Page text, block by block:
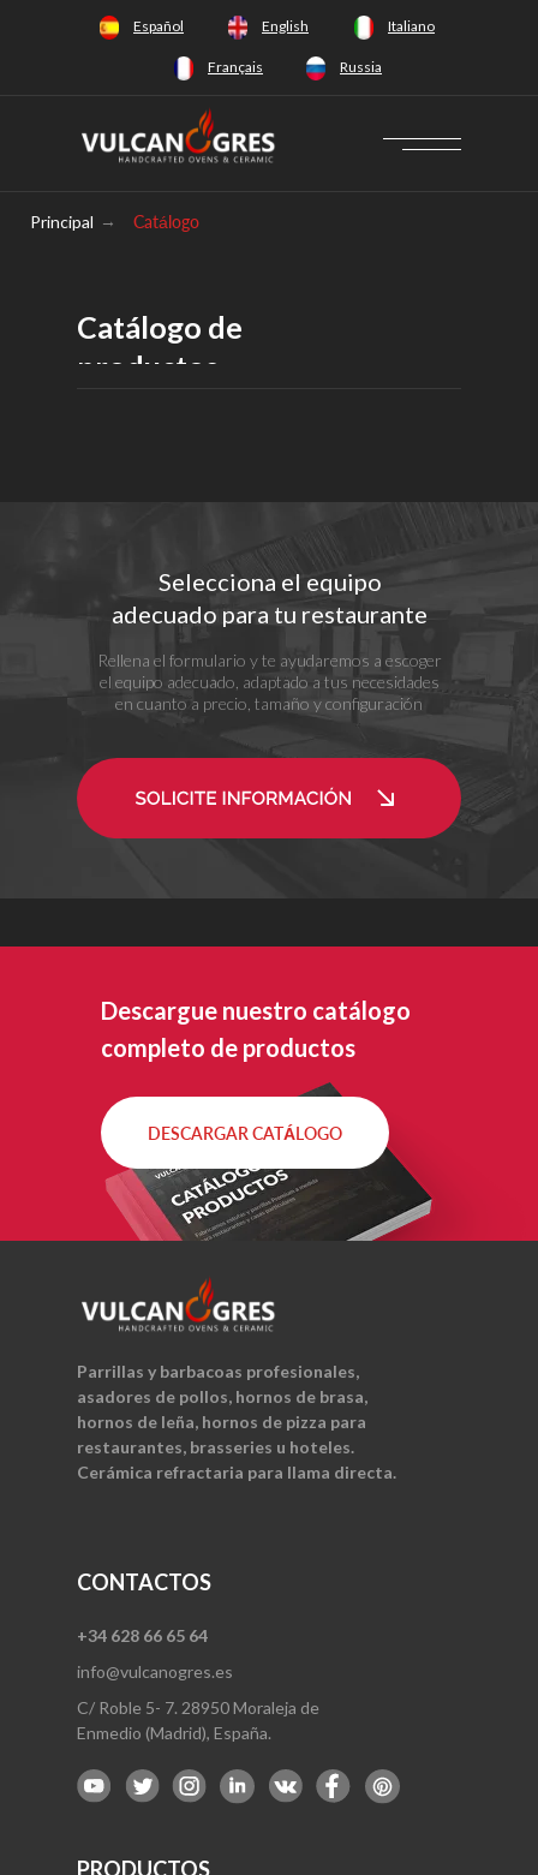
Español English Italiano
Français Russia
+34 628 66 65 64
Principal → Catálogo
Catálogo de
productos
Selecciona el equipo
adecuado para tu restaurante
Rellena el formulario y te ayudaremos a escoger
el equipo adecuado, adaptado a tus necesidades
en cuanto a precio, tamaño y configuración
Descargue nuestro catálogo
completo de productos
DESCARGAR CATÁLOGO
Parrillas y barbacoas profesionales,
asadores de pollos, hornos de brasa,
hornos de leña, hornos de pizza para
restaurantes, brasseries u hoteles.
Cerámica refractaria para llama directa.
PRODUCTOS
+34 628 66 65 64
info@vulcanogres.es
C/ Roble 5- 7. 28950 Moraleja de
Enmedio (Madrid), España.
CONTACTOS